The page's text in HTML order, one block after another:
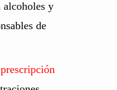
alcoholes y
de